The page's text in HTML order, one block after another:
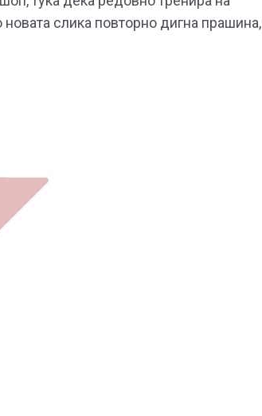
слика повторно дигна прашина,